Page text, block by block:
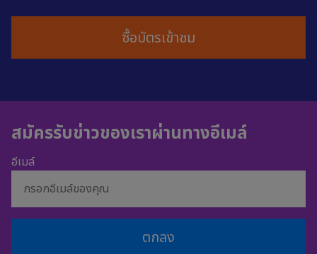
ซื้อบัตรเข้าชม
สมัครรับข่าวของเราผ่านทางอีเมล์
อีเมล์
ตกลง